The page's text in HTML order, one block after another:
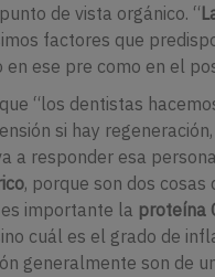
de vista orgánico. “
factores que
en ese pre como en el
“los dentistas
si hay
a responder esa
, porque son dos
importante la proteína
cuál es el grado de
generalmente son de